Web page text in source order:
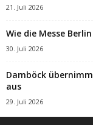
21. Juli 2026
Wie die Messe
30. Juli 2026
Damböck
aus
29. Juli 2026